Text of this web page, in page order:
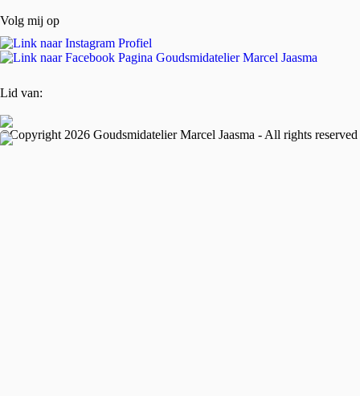
Volg mij op
Lid van:
©Copyright 2026 Goudsmidatelier Marcel Jaasma - All rights reserved